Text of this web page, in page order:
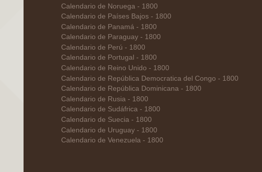
Calendario de Noruega - 1800
Calendario de Países Bajos - 1800
Calendario de Panamá - 1800
Calendario de Paraguay - 1800
Calendario de Perú - 1800
Calendario de Portugal - 1800
Calendario de Reino Unido - 1800
Calendario de República Democratica del Congo - 1800
Calendario de República Dominicana - 1800
Calendario de Rusia - 1800
Calendario de Sudáfrica - 1800
Calendario de Suecia - 1800
Calendario de Uruguay - 1800
Calendario de Venezuela - 1800